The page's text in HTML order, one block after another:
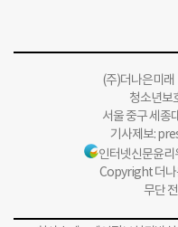
(주)더나은미
청소년보
서울 중구 세종
기사제보:
인터넷신문윤리
Copyright 더
무단